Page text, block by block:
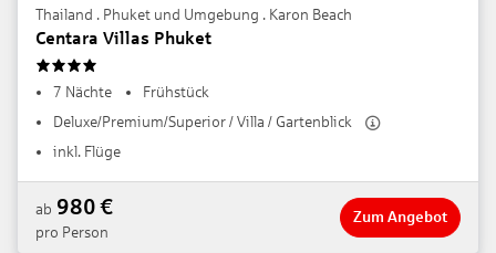
Thailand . Phuket und Umgebung . Karon Beach
Centara Villas Phuket
7 Nächte
Frühstück
Deluxe/Premium/Superior / Villa / Gartenblick
inkl. Flüge
ab 980€
pro Person
Zum Angebot